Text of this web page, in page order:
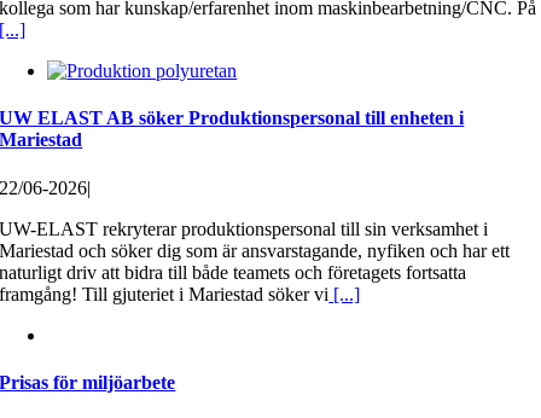
kollega som har kunskap/erfarenhet inom maskinbearbetning/CNC. På
[...]
UW ELAST AB söker Produktionspersonal till enheten i
Mariestad
22/06-2026|
UW-ELAST rekryterar produktionspersonal till sin verksamhet i
Mariestad och söker dig som är ansvarstagande, nyfiken och har ett
naturligt driv att bidra till både teamets och företagets fortsatta
framgång! Till gjuteriet i Mariestad söker vi [...]
Prisas för miljöarbete